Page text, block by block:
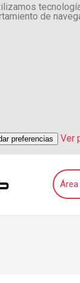
de
preferencias
Ver